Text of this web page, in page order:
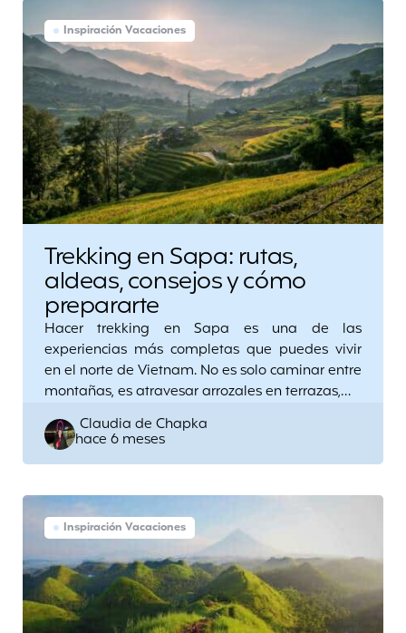
Inspiración Vacaciones
Trekking en Sapa: rutas,
aldeas, consejos y cómo
prepararte
Hacer trekking en Sapa es una de las
experiencias más completas que puedes vivir
en el norte de Vietnam. No es solo caminar entre
montañas, es atravesar arrozales en terrazas,…
Posted
by
Claudia de Chapka
hace 6 meses
Inspiración Vacaciones